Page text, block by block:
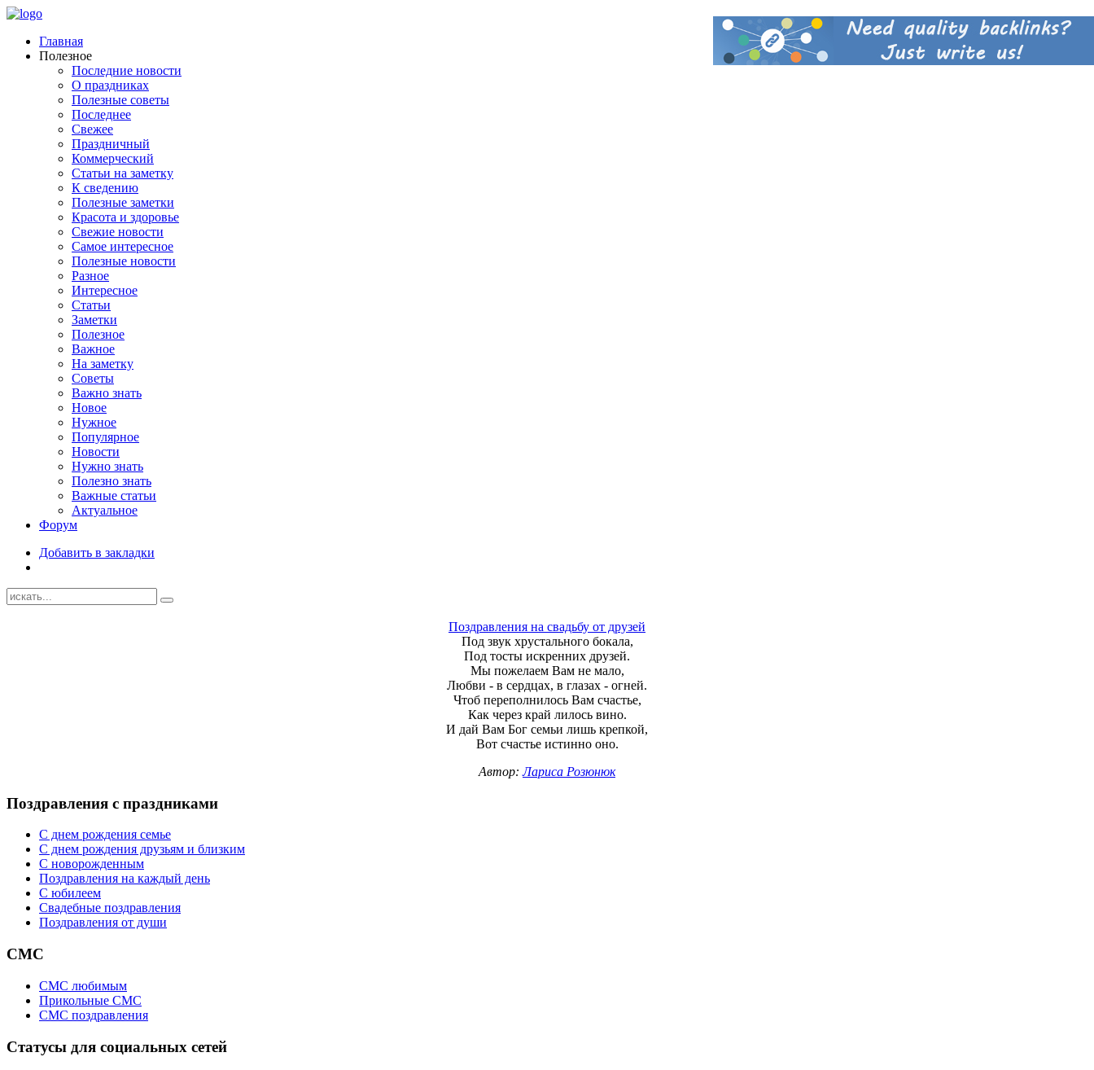
Главная
Полезное
Последние новости
О праздниках
Полезные советы
Последнее
Свежее
Праздничный
Коммерческий
Статьи на заметку
К сведению
Полезные заметки
Красота и здоровье
Свежие новости
Самое интересное
Полезные новости
Разное
Интересное
Статьи
Заметки
Полезное
Важное
На заметку
Советы
Важно знать
Новое
Нужное
Популярное
Новости
Нужно знать
Полезно знать
Важные статьи
Актуальное
Форум
Добавить в закладки
Поздравления на свадьбу от друзей
Под звук хрустального бокала,
Под тосты искренних друзей.
Мы пожелаем Вам не мало,
Любви - в сердцах, в глазах - огней.
Чтоб переполнилось Вам счастье,
Как через край лилось вино.
И дай Вам Бог семьи лишь крепкой,
Вот счастье истинно оно.
Автор:Лариса Розюнюк
Поздравления с праздниками
С днем рождения семье
С днем рождения друзьям и близким
C новорожденным
Поздравления на каждый день
С юбилеем
Свадебные поздравления
Поздравления от души
СМС
СМС любимым
Прикольные СМС
СМС поздравления
Статусы для социальных сетей